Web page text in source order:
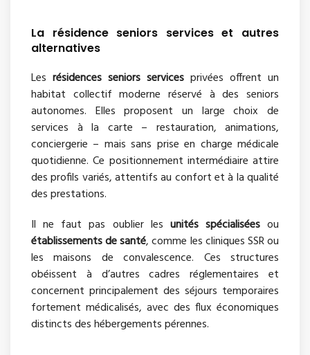
La résidence seniors services et autres
alternatives
Les résidences seniors services privées offrent un
habitat collectif moderne réservé à des seniors
autonomes. Elles proposent un large choix de
services à la carte – restauration, animations,
conciergerie – mais sans prise en charge médicale
quotidienne. Ce positionnement intermédiaire attire
des profils variés, attentifs au confort et à la qualité
des prestations.
Il ne faut pas oublier les unités spécialiséesou
établissements de santé, comme les cliniques SSR ou
les maisons de convalescence. Ces structures
obéissent à d’autres cadres réglementaires et
concernent principalement des séjours temporaires
fortement médicalisés, avec des flux économiques
distincts des hébergements pérennes.